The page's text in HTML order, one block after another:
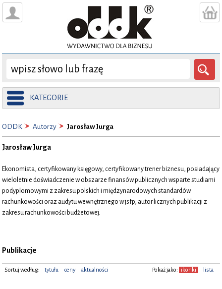
KATEGORIE
ODDK Autorzy Jarosław Jurga
Jarosław Jurga
Ekonomista, certyfikowany księgowy, certyfikowany trener biznesu, posiadający
wieloletnie doświadczenie w obszarze finansów publicznych wsparte studiami
podyplomowymi z zakresu polskich i międzynarodowych standardów
rachunkowości oraz audytu wewnętrznego w jsfp, autor licznych publikacji z
zakresu rachunkowości budżetowej.
Publikacje
Sortuj według: tytułu ceny aktualności Pokaż jako: ikonki lista